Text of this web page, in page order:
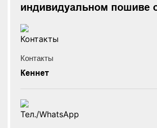
индивидуальном пошиве
Контакты
Кеннет